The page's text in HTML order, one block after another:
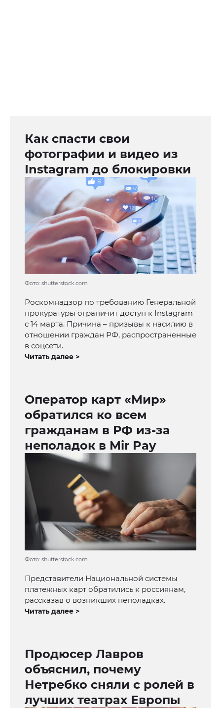
Как спасти свои
фотографии и видео из
Instagram до блокировки
Фото: shutterstock.com
Роскомнадзор по требованию Генеральной
прокуратуры ограничит доступ к Instagram
с 14 марта. Причина – призывы к насилию в
отношении граждан РФ, распространенные
в соцсети.
Читать далее >
Оператор карт «Мир»
обратился ко всем
гражданам в РФ из-за
неполадок в Mir Pay
Фото: shutterstock.com
Представители Национальной системы
платежных карт обратились к россиянам,
рассказав о возникших неполадках.
Читать далее >
Продюсер Лавров
объяснил, почему
Нетребко сняли с ролей в
лучших театрах Европы